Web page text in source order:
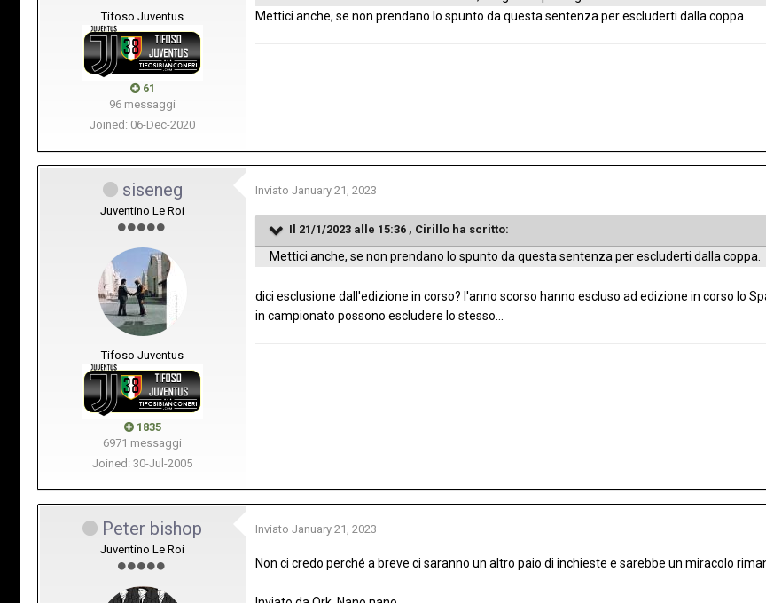
Tifoso Juventus
61
96 messaggi
Joined: 06-Dec-2020
Mettici anche, se non prendano lo spunto da questa sentenza per escluderti dalla coppa.
siseneg
Juventino Le Roi
Tifoso Juventus
1835
6971 messaggi
Joined: 30-Jul-2005
Inviato January 21, 2023
Il 21/1/2023 alle 15:36 , Cirillo ha scritto:
Mettici anche, se non prendano lo spunto da questa sentenza per escluderti dalla coppa.
dici esclusione dall'edizione in corso? l'anno scorso hanno escluso ad edizione in corso lo
in campionato possono escludere lo stesso...
Peter bishop
Juventino Le Roi
Inviato January 21, 2023
Non ci credo perché a breve ci saranno un altro paio di inchieste e sarebbe un miracolo